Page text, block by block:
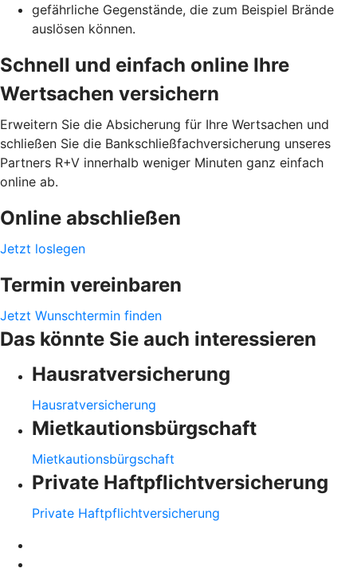
gefährliche Gegenstände, die zum Beispiel Brände
auslösen können.
Schnell und einfach online Ihre
Wertsachen versichern
Erweitern Sie die Absicherung für Ihre Wertsachen und
schließen Sie die Bankschließfachversicherung unseres
Partners R+V innerhalb weniger Minuten ganz einfach
online ab.
Online abschließen
Jetzt loslegen
Termin vereinbaren
Jetzt Wunschtermin finden
Das könnte Sie auch interessieren
Hausratversicherung
Hausratversicherung
Mietkautionsbürgschaft
Mietkautionsbürgschaft
Private Haftpflichtversicherung
Private Haftpflichtversicherung